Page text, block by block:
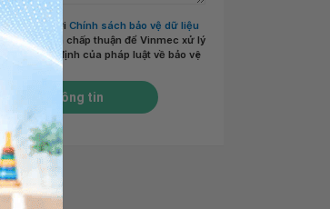
và đồng ý với Chính sách bảo vệ dữ liệu
Vinmecvà chấp thuận để Vinmec xử lý
tôi theo quy định của pháp luật về bảo vệ
Gửi thông tin